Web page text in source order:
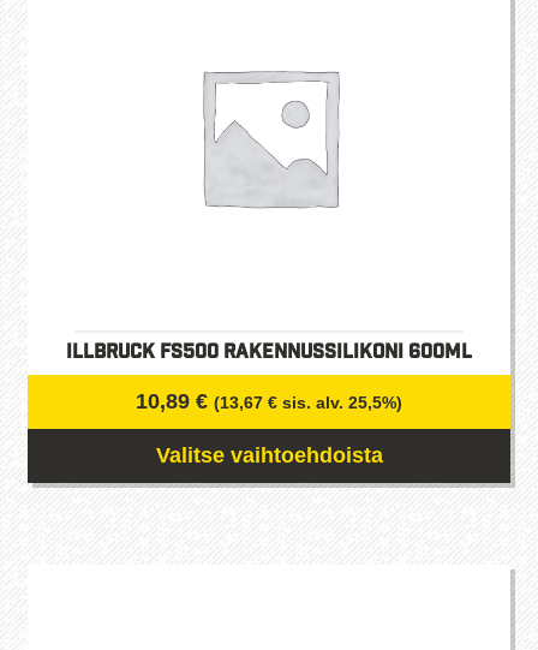
valinnat
tuotteen
illbruck FS500 Rakennussilikoni 600ml
10,89 € (13,67 € sis. alv. 25,5%)
Valitse vaihtoehdoista